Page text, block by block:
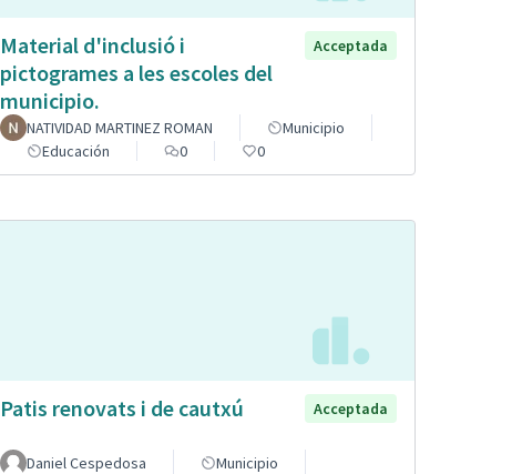
Material d'inclusió i
pictogrames a les escoles del
municipio.
Acceptada
NATIVIDAD MARTINEZ ROMAN
Municipio
Educación
0 0
Patis renovats i de cautxú Acceptada
Daniel Cespedosa
Municipio